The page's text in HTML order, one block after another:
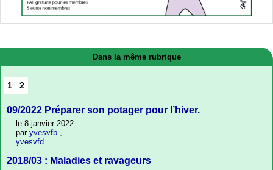
Dans la même rubrique
1 2
09/2022 Préparer son potager pour l’hiver.
le 8 janvier 2022
par yvesvfb ,
yvesvfd
2018/03 : Maladies et ravageurs